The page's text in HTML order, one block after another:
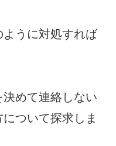
ように対処すれば
めて連絡しない
ついて探求しま